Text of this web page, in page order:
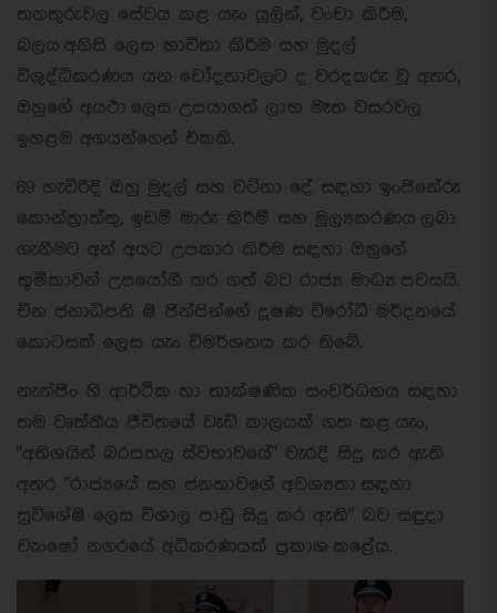
තනතුරුවල සේවය කළ යැං යූලින්, වංචා කිරීම,
බලය අනිසි ලෙස භාවිතා කිරීම සහ මුදල්
විශුද්ධිකරණය යන චෝදනාවලට ද වරදකරු වූ අතර,
ඔහුගේ අයථා ලෙස උපයාගත් ලාභ මෑත වසරවල
ඉහළම අගයන්ගෙන් එකකි.
69 හැවිරිදි ඔහු මුදල් සහ වටිනා දේ සඳහා ඉංජිනේරු
කොන්ත්‍රාත්තු, ඉඩම් මාරු කිරීම් සහ මූල්‍යකරණය ලබා
ගැනීමට අන් අයට උපකාර කිරීම සඳහා ඔහුගේ
භූමිකාවන් උපයෝගී කර ගත් බව රාජ්‍ය මාධ්‍ය පවසයි.
චීන ජනාධිපති ෂී ජින්පින්ගේ දූෂණ විරෝධී මර්දනයේ
කොටසක් ලෙස යැං විමර්ශනය කර තිබේ.
නැන්ජිං හි ආර්ථික හා තාක්ෂණික සංවර්ධනය සඳහා
තම වෘත්තීය ජීවිතයේ වැඩි කාලයක් ගත කළ යැං,
"අතිශයින් බරපතල ස්වභාවයේ" වැරදි සිදු කර ඇති
අතර "රාජ්‍යයේ සහ ජනතාවගේ අවශ්‍යතා සඳහා
සුවිශේෂී ලෙස විශාල පාඩු සිදු කර ඇති" බව සඳුදා
චැංෂෝ නගරයේ අධිකරණයක් ප්‍රකාශ කළේය.